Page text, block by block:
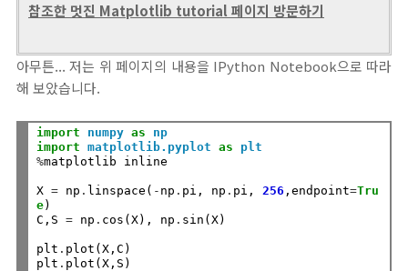
참조한 멋진 Matplotlib tutorial 페이지 방문하기
아무튼... 저는 위 페이지의 내용을 IPython Notebook으로 따라
해 보았습니다.
import numpy as
np
import
matplotlib.pyplot as
plt
%matplotlib inline
X = np . linspace( - np . pi, np . pi, 256 ,endpoint=Tru
e)
C,S = np . cos(X), np . sin(X)
plt . plot(X,C)
plt .